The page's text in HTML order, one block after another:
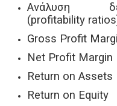
Ανάλυση
(profitability
Gross Profit
Net Profit Margin
Return on Assets
Return on Equity